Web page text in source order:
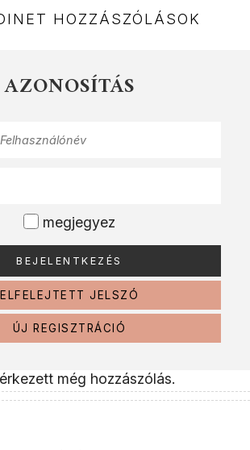
HOZZÁSZÓLÁSOK
AZONOSÍTÁS
megjegyez
ELFELEJTETT JELSZÓ
ÚJ REGISZTRÁCIÓ
még hozzászólás.